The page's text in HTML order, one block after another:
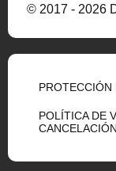
© 2017 - 2026
PROTECCIÓN
POLÍTICA DE